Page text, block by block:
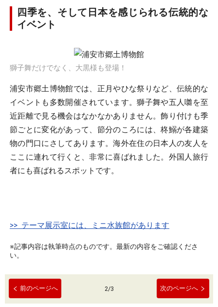
四季を、そして日本を感じられる伝統的な
イベント
獅子舞だけでなく、大黒様も登場！
浦安市郷土博物館では、正月やひな祭りなど、伝統的な
イベントも多数開催されています。獅子舞や五人囃を至
近距離で見る機会はなかなかありません。飾り付けも季
節ごとに変化があって、節分のころには、柊鰯が各建築
物の門口にさしてあります。海外在住の日本人の友人を
ここに連れて行くと、非常に喜ばれました。外国人旅行
者にも喜ばれるスポットです。
>> テーマ展示室には、ミニ水族館があります
※記事内容は執筆時点のものです。最新の内容をご確認くださ
い。
前のページへ 2/3 次のページへ